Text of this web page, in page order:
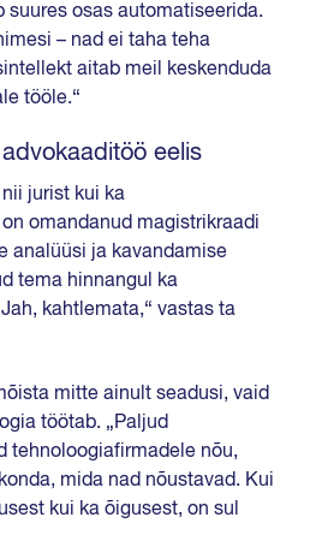
suures osas automatiseerida.
– nad ei taha teha
aitab meil keskenduda
tööle.“
eelis
jurist kui ka
omandanud magistrikraadi
analüüsi ja kavandamise
tema hinnangul ka
kahtlemata,“ vastas ta
mitte ainult seadusi, vaid
töötab. „Paljud
tehnoloogiafirmadele nõu,
mida nad nõustavad. Kui
kui ka õigusest, on sul